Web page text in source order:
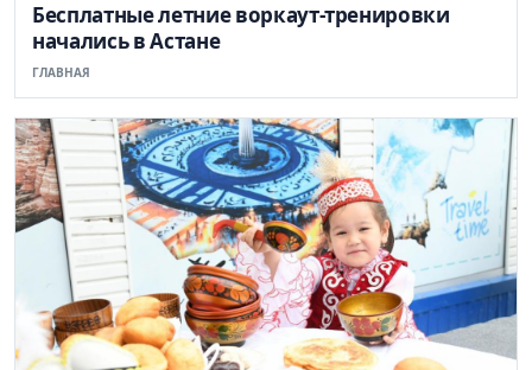
Бесплатные летние воркаут-тренировки
начались в Астане
ГЛАВНАЯ